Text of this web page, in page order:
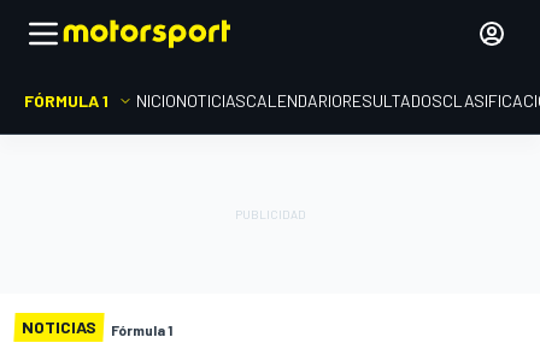
FÓRMULA 1 INICIONOTICIASCALENDARIORESULTADOS
NOTICIAS Fórmula 1